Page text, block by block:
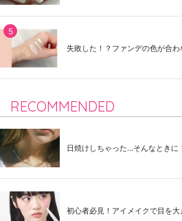
失敗した！？ファンデの色が合わ
RECOMMENDED
日焼けしちゃった...そんなとき
初心者必見！アイメイクで目を